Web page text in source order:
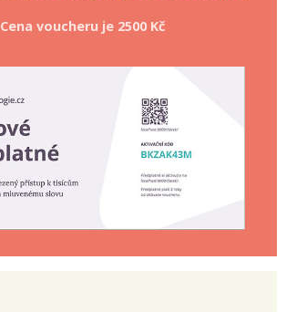
Cena voucheru je 2500 Kč